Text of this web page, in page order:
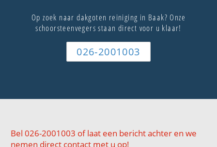
Op zoek naar dakgoten reiniging in Baak? Onze
schoorsteenvegers staan direct voor u klaar!
026-2001003
Bel 026-2001003 of laat een bericht achter en we
nemen direct contact met u op!